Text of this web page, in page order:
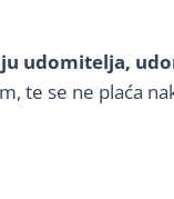
udomitelja,
te se ne plaća